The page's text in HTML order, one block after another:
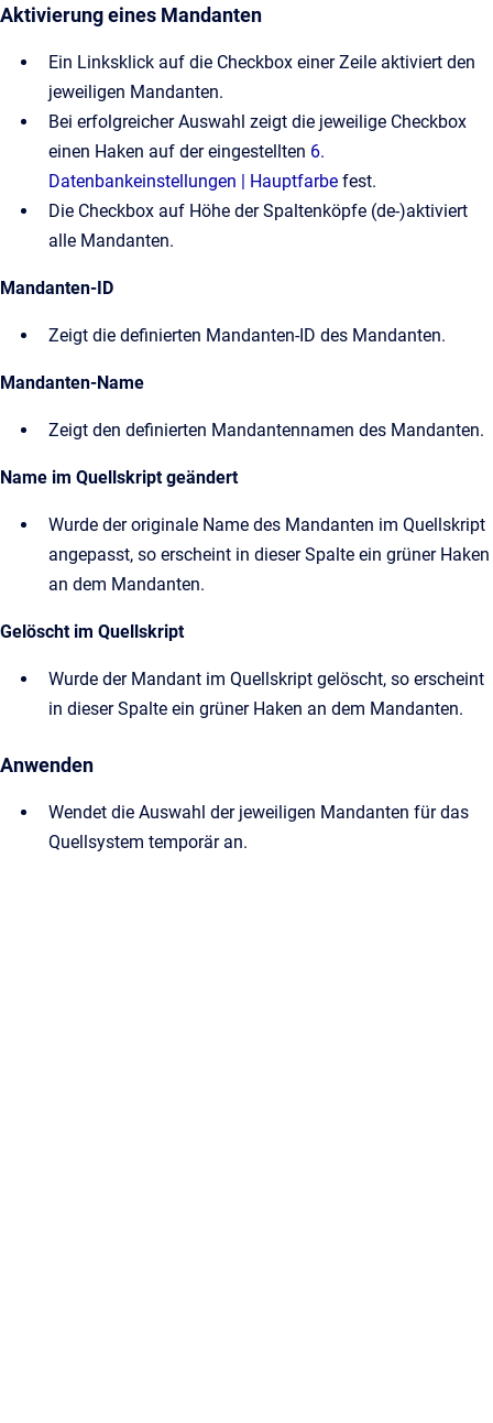
Aktivierung eines Mandanten
Ein Linksklick auf die Checkbox einer Zeile aktiviert den
jeweiligen Mandanten.
Bei erfolgreicher Auswahl zeigt die jeweilige Checkbox
einen Haken auf der eingestellten 6.
Datenbankeinstellungen | Hauptfarbe fest.
Die Checkbox auf Höhe der Spaltenköpfe (de-)aktiviert
alle Mandanten.
Mandanten-ID
Zeigt die definierten Mandanten-ID des Mandanten.
Mandanten-Name
Zeigt den definierten Mandantennamen des Mandanten.
Name im Quellskript geändert
Wurde der originale Name des Mandanten im Quellskript
angepasst, so erscheint in dieser Spalte ein grüner Haken
an dem Mandanten.
Gelöscht im Quellskript
Wurde der Mandant im Quellskript gelöscht, so erscheint
in dieser Spalte ein grüner Haken an dem Mandanten.
Anwenden
Wendet die Auswahl der jeweiligen Mandanten für das
Quellsystem temporär an.